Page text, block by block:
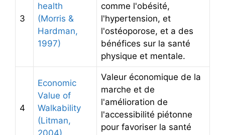
3
health
(Morris &
Hardman,
1997)
comme l'obésité,
l'hypertension, et
l'ostéoporose, et a des
bénéfices sur la santé
physique et mentale.
4
Economic
Value of
Walkability
(Litman,
2004)
Valeur économique de la
marche et de
l'amélioration de
l'accessibilité piétonne
pour favoriser la santé